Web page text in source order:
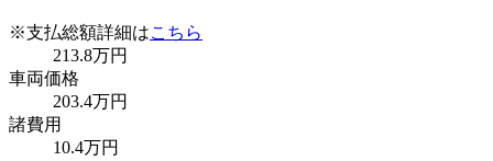
※支払総額詳細はこちら
213.8万円
車両価格
203.4万円
諸費用
10.4万円